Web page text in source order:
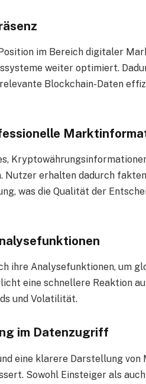
im Bereich digitaler
weiter optimiert.
Blockchain-Daten
Nutzer erhalten dadurch
was die Qualität der
ihre Analysefunktionen, um
eine schnellere Reaktion
und Volatilität.
im Datenzugriff
eine klarere Darstellung
Sowohl Einsteiger als